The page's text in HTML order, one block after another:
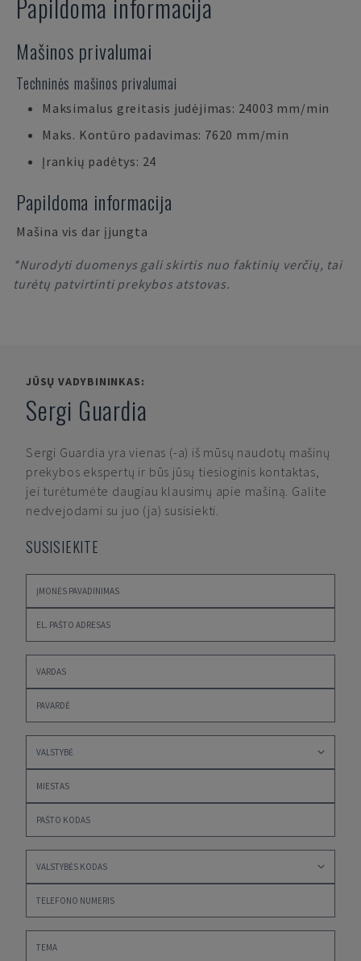
Papildoma informacija
Mašinos privalumai
Techninės mašinos privalumai
Maksimalus greitasis judėjimas: 24003 mm/min
Maks. Kontūro padavimas: 7620 mm/min
Įrankių padėtys: 24
Papildoma informacija
Mašina vis dar įjungta
*Nurodyti duomenys gali skirtis nuo faktinių verčių, tai
turėtų patvirtinti prekybos atstovas.
JŪSŲ VADYBININKAS:
Sergi Guardia
Sergi Guardia yra vienas (-a) iš mūsų naudotų mašinų
prekybos ekspertų ir būs jūsų tiesioginis kontaktas,
jei turėtumėte daugiau klausimų apie mašiną. Galite
nedvejodami su juo (ja) susisiekti.
SUSISIEKITE